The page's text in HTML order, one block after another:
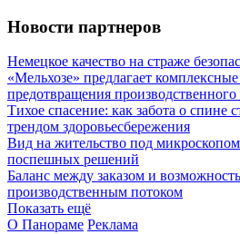
Новости партнеров
Немецкое качество на страже
«Мельхозе» предлагает
предотвращения производственного
Тихое спасение: как забота о спине
трендом здоровьесбережения
Вид на жительство под
поспешных решений
Баланс между заказом и
производственным потоком
Показать ещё
О Панораме Реклама